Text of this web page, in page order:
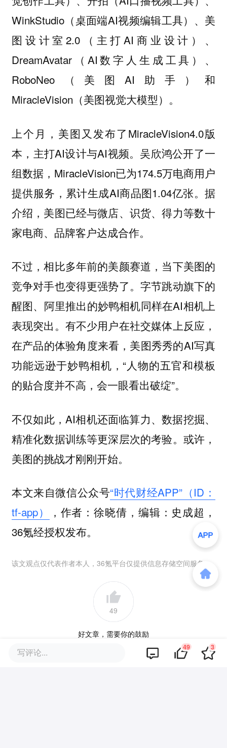
WinkStudio（桌面端AI视频编辑工具）、美
图设计室2.0（主打AI商业设计）、
DreamAvatar（AI数字人生成工具）、
RoboNeo（美图AI助手）和
MiracleVision（美图视觉大模型）。
上个月，美图又发布了MiracleVision4.0版
本，主打AI设计与AI视频。吴欣鸿公开了一
组数据，MiracleVision已为174.5万电商用户
提供服务，累计生成AI商品图1.04亿张。据
介绍，美图已经与微店、识货、得力等数十
家电商、品牌客户达成合作。
不过，相比多年前的美颜赛道，当下美图的
竞争对手也变得更强势了。字节跳动旗下的
醒图、阿里推出的妙鸭相机同样在AI相机上
表现突出。有不少用户在社交媒体上反应，
在产品的体验角度来看，美图秀秀的AI写真
功能远逊于妙鸭相机，“人物的五官和模板
的贴合度并不高，会一眼看出破绽”。
不仅如此，AI相机还面临算力、数据挖掘、
精准化数据训练等更深层次的考验。或许，
美图的挑战才刚刚开始。
本文来自微信公众号“时代财经APP”（ID：
tf-app）
，作者：徐晓倩，编辑：史成超，
36氪经授权发布。
该文观点仅代表作者本人，36氪平台仅提供信息存储空间服务。
49
好文章，需要你的鼓励
写评论... 49 3